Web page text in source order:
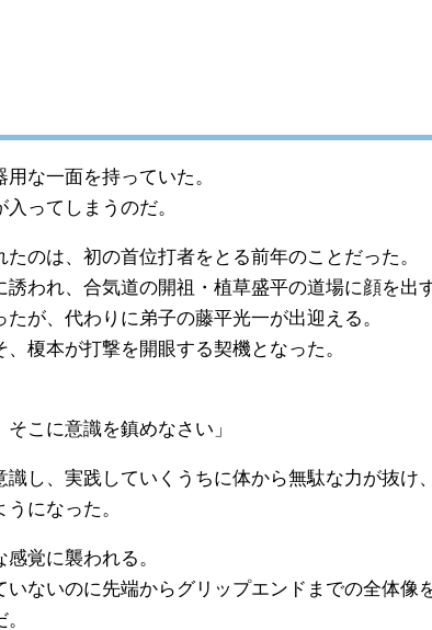
な一面を持っていた。
ってしまうのだ。
のは、初の首位打者をとる前年のことだった。
われ、合気道の開祖・植草盛平の道場に顔を出す
が、代わりに弟子の藤平光一が出迎える。
榎本が打撃を開眼する契機となった。
そこに意識を鎮めなさい」
識し、実践していくうちに体から無駄な力が抜け
になった。
覚に襲われる。
いないのに先端からグリップエンドまでの全体像